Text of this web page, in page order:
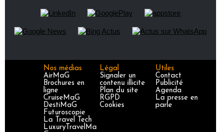
Nos médias
AirMaG
Brochures en
ligne
CruiseMaG
DestiMaG
Futuroscopie
La Travel Tech
LuxuryTravelMa
Légal
Signaler un
contenu illicite
Plan du site
RGPD
Cookies
Utiles
Contact
Publicité
Agenda
La presse en
parle